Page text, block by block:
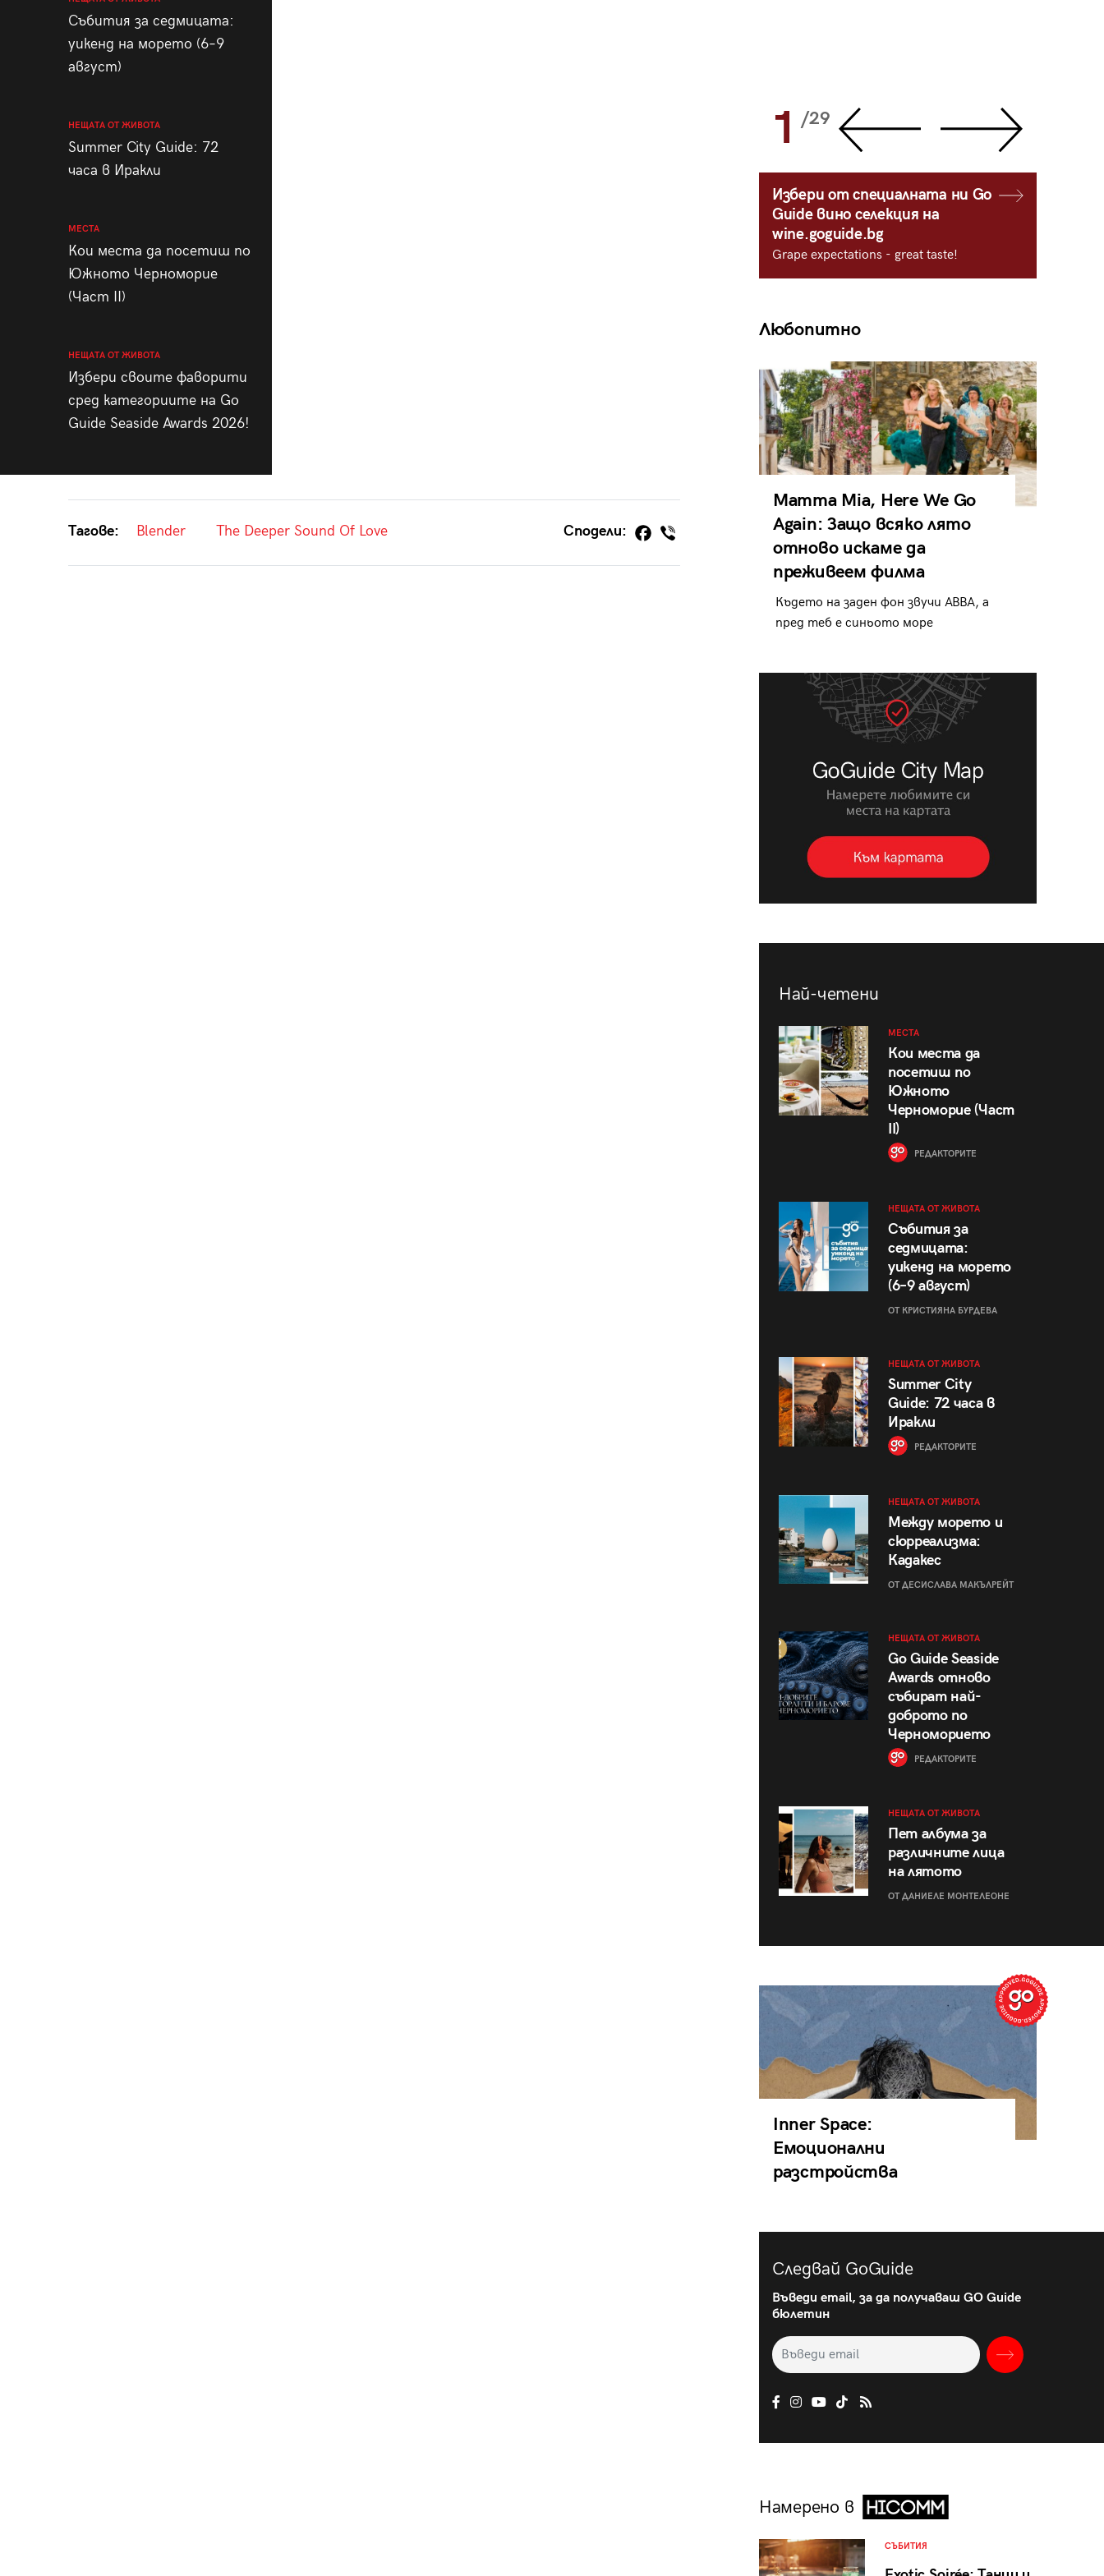
Събития за седмицата:
уикенд на морето (6–9
август)
НЕЩАТА ОТ ЖИВОТА
Summer City Guide: 72
часа в Иракли
МЕСТА
Кои места да посетиш по
Южното Черноморие
(Част II)
НЕЩАТА ОТ ЖИВОТА
Избери своите фаворити
сред категориите на Go
Guide Seaside Awards 2026!
Тагове: Blender The Deeper Sound Of Love Сподели:
28 1 /29
Избери от специалната ни Go
Guide вино селекция на
wine.goguide.bg
Grape expectations - great taste!
Любопитно
Mamma Mia, Here We Go
Again: Защо всяко лято
отново искаме да
преживеем филма
Където на заден фон звучи ABBA, а
пред теб е синьото море
Най-четени
МЕСТА
Кои места да
посетиш по
Южното
Черноморие (Част
II)
РЕДАКТОРИТЕ
НЕЩАТА ОТ ЖИВОТА
Събития за
седмицата:
уикенд на морето
(6–9 август)
ОТ КРИСТИЯНА БУРДЕВА
НЕЩАТА ОТ ЖИВОТА
Summer City
Guide: 72 часа в
Иракли
РЕДАКТОРИТЕ
НЕЩАТА ОТ ЖИВОТА
Между морето и
сюрреализма:
Кадакес
ОТ ДЕСИСЛАВА МАКЪЛРЕЙТ
НЕЩАТА ОТ ЖИВОТА
Go Guide Seaside
Awards отново
събират най-
доброто по
Черноморието
РЕДАКТОРИТЕ
НЕЩАТА ОТ ЖИВОТА
Пет албума за
различните лица
на лятото
ОТ ДАНИЕЛЕ МОНТЕЛЕОНЕ
Inner Space:
Емоционални
разстройства
Следвай GoGuide
Въведи email, за да получаваш GO Guide
бюлетин
Намерено в
СЪБИТИЯ